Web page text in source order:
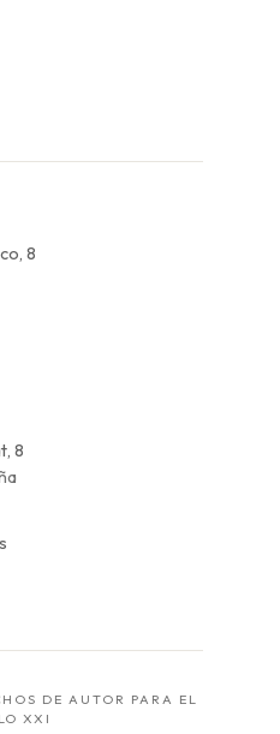
8
8
DE AUTOR PARA EL
XXI